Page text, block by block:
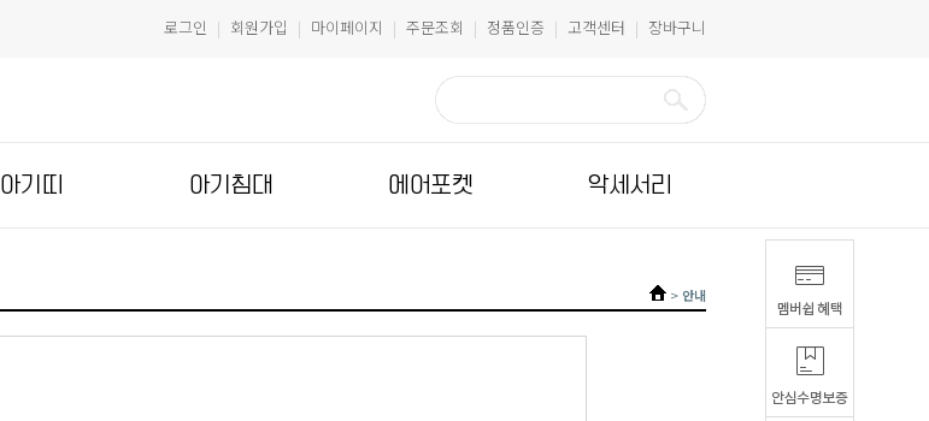
로그인 | 회원가입 | 마이페이지 | 주문조회 | 정품인증 | 고객센터 | 장바구니
아기띠 아기침대 에어포켓 악세서리
> 안내